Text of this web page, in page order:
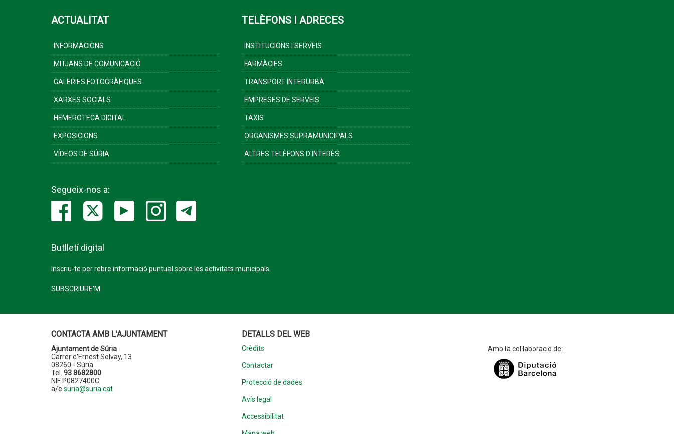
ACTUALITAT
INFORMACIONS
MITJANS DE COMUNICACIÓ
GALERIES FOTOGRÀFIQUES
XARXES SOCIALS
HEMEROTECA DIGITAL
EXPOSICIONS
VÍDEOS DE SÚRIA
TELÈFONS I ADRECES
INSTITUCIONS I SERVEIS
FARMÀCIES
TRANSPORT INTERURBÀ
EMPRESES DE SERVEIS
TAXIS
ORGANISMES SUPRAMUNICIPALS
ALTRES TELÈFONS D'INTERÈS
Segueix-nos a:
Butlletí digital
Inscriu-te per rebre informació puntual sobre les activitats municipals.
SUBSCRIURE'M
CONTACTA AMB L'AJUNTAMENT
Ajuntament de Súria
Carrer d'Ernest Solvay, 13
08260 - Súria
Tel. 93 8682800
NIF P0827400C
a/e suria@suria.cat
DETALLS DEL WEB
Crèdits
Contactar
Protecció de dades
Avís legal
Accessibilitat
Amb la col·laboració de: